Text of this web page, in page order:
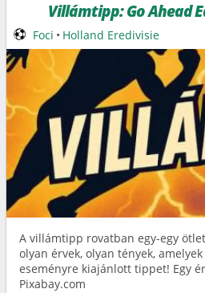
Villámtipp: Go Ahead
A villámtipp rovatban egy-egy
olyan érvek, olyan tények,
eseményre kiajánlott tippet! Egy
Pixabay.com
Foci • Holland Eredivisie